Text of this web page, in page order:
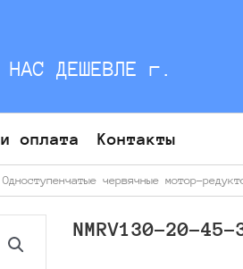
НАС ДЕШЕВЛЕ г.
оплата Контакты
Одноступенчатые червячные мотор-
NMRV130-20-45-